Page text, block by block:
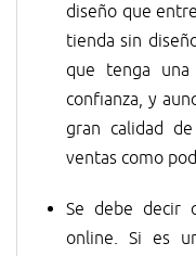
diseño que
tienda sin
que tenga
confianza, y
gran calidad
ventas como
Se debe decir
online. Si es